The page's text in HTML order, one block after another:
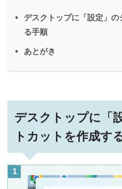
デスクトップに「設定」
る手順
あとがき
デスクトップに「
トカットを作成す